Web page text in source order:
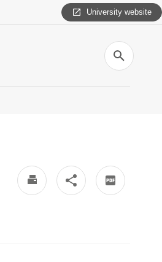
University website
Search